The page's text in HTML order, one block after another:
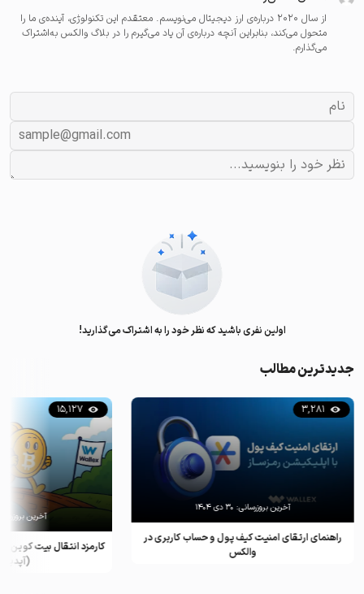
از سال ۲۰۲۰ درباره‌ی ارز دیجیتال می‌نویسم. معتقدم این تکنولوژی، آینده‌ی ما را
متحول می‌کند، بنابراین آنچه درباره‌ی آن یاد می‌گیرم را در بلاگ والکس به‌اشتراک
می‌گذارم.
اولین نفری باشید که نظر خود را به اشتراک می‌گذارید!
جدیدترین مطالب
راهنمای ارتقای امنیت کیف پول و حساب کاربری در
والکس
3,281
آخرین بروزرسانی: ۳۰ دی ۱۴۰۴
کارمزد انتقال بیت کوین
(آپدیت
15,127
آخرین